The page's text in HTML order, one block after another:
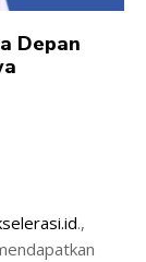
Depan
.,